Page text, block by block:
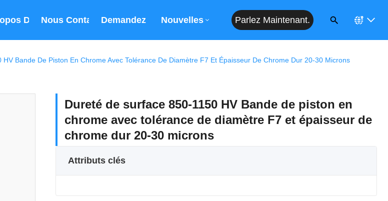
De NousNous ContacterDemandez Un Devis
Nouvelles Parlez Maintenant.
HV Bande De Piston En Chrome Avec Tolérance De Diamètre F7 Et Épaisseur De Chrome Dur 20-30 Microns
Dureté de surface 850-1150 HV Bande de piston en
chrome avec tolérance de diamètre F7 et épaisseur de
chrome dur 20-30 microns
Attributs clés